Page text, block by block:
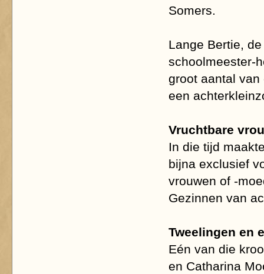
Somers.
Lange Bertie,
schoolmeester-
groot aantal
een
Vruchtbare
In die tijd
bijna exclusief
vrouwen of -
Gezinnen van
Tweelingen en
Eén van die
en Catharina